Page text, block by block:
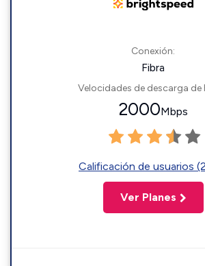
Conexión:
Fibra
Velocidades de descarga de
2000Mbps
Calificación de usuarios
Ver Planes